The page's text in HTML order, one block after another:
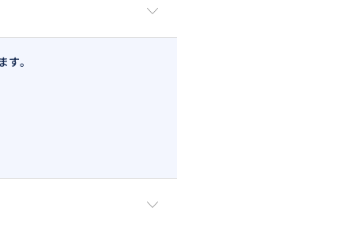
す。